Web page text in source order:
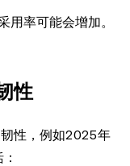
用率可能会增加。
性
性，例如2025年